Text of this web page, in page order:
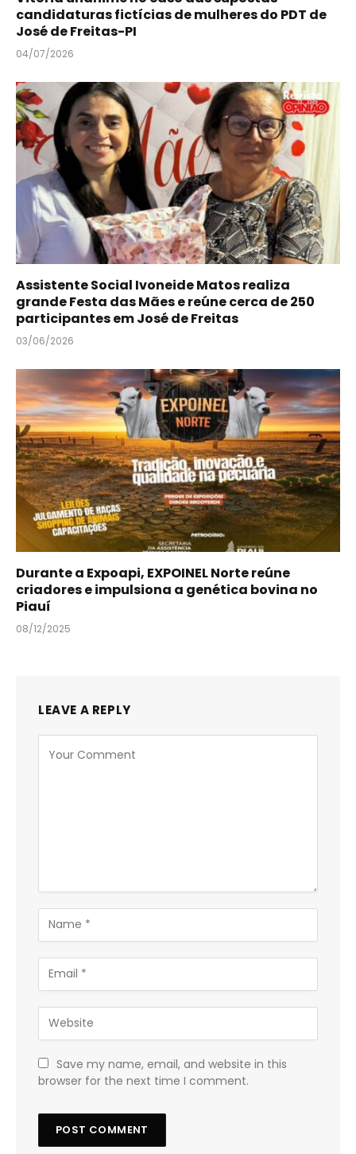
candidaturas fictícias de mulheres do PDT de
José de Freitas-PI
04/07/2026
Assistente Social Ivoneide Matos realiza
grande Festa das Mães e reúne cerca de 250
participantes em José de Freitas
03/06/2026
Durante a Expoapi, EXPOINEL Norte reúne
criadores e impulsiona a genética bovina no
Piauí
08/12/2025
LEAVE A REPLY
Save my name, email, and website in this
browser for the next time I comment.